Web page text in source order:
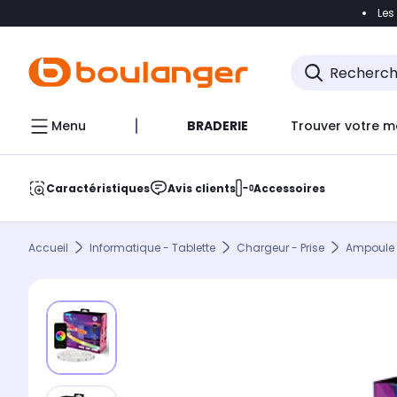
Accéder
Menu BRADERIE Trouver votre
Caractéristiques Avis clients Accessoires
Accueil Informatique - Tablette Chargeur - Prise